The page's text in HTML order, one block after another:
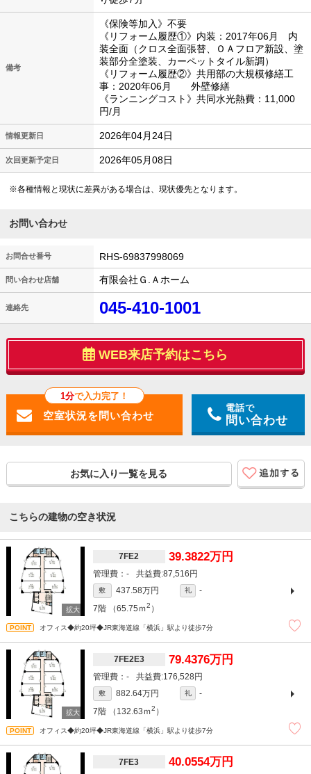
備考
《保険等加入》不要
《リフォーム履歴①》内装：2017年06月 内
装全面（クロス全面張替、ＯＡフロア新設、塗
装部分全塗装、カーペットタイル新調）
《リフォーム履歴②》共用部の大規模修繕工
事：2020年06月 外壁修繕
《ランニングコスト》共同水光熱費：11,000
円/月
情報更新日 2026年04月24日
次回更新予定日 2026年05月08日
※各種情報と現状に差異がある場合は、現状優先となります。
お問い合わせ
お問合せ番号 RHS-69837998069
問い合わせ店舗 有限会社Ｇ.Ａホーム
連絡先 045-410-1001
WEB来店予約はこちら
1分で入力完了！
電話で
問い合わせ
お気に入り一覧を見る
こちらの建物の空き状況
7FE2 39.3822万円
- 87,516円
敷 437.58万円 礼
-
7階
（65.75ｍ2 ）
オフィス◆約20坪◆JR東海道線「横浜」駅より徒歩7分
7FE2E3 79.4376万円
- 176,528円
敷 882.64万円 礼
-
7階
（132.63ｍ2 ）
オフィス◆約20坪◆JR東海道線「横浜」駅より徒歩7分
7FE3 40.0554万円